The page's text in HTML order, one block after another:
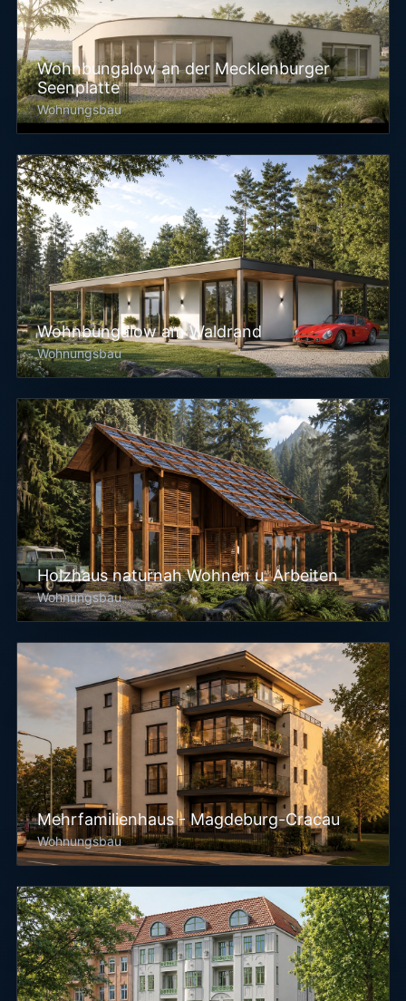
Wohnbungalow an der Mecklenburger
Seenplatte
Wohnungsbau
Wohnbungalow am Waldrand
Wohnungsbau
Holzhaus naturnah Wohnen u. Arbeiten
Wohnungsbau
Mehrfamilienhaus - Magdeburg-Cracau
Wohnungsbau